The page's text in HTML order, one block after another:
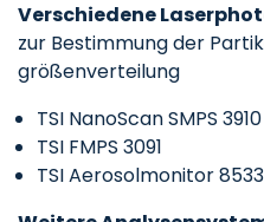
Verschiedene
zur Bestimmung der
größenverteilung
TSI NanoScan SMPS 3910
TSI FMPS 3091
TSI Aerosolmonitor